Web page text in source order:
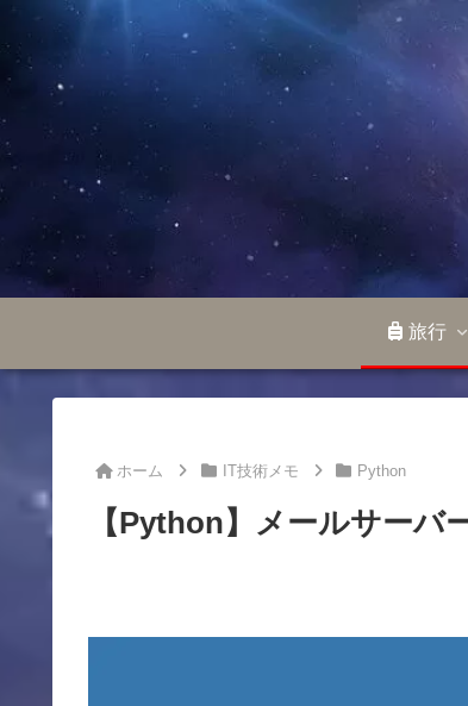
旅行
ホーム IT技術メモ Python
【Python】メールサーバ